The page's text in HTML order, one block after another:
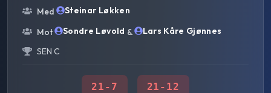
Med
Steinar Løkken
Mot
Sondre Løvold &
Lars Kåre Gjønnes
SEN C
21 - 7 21 - 12